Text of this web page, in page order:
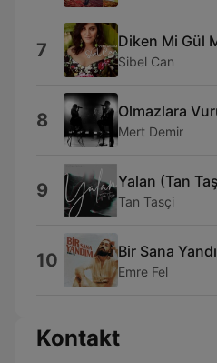
7 Diken Mi Gül
Sibel Can
8 Olmazlara
Mert Demir
9 Yalan (Tan
Tan Tasçi
10 Bir Sana
Emre Fel
Kontakt